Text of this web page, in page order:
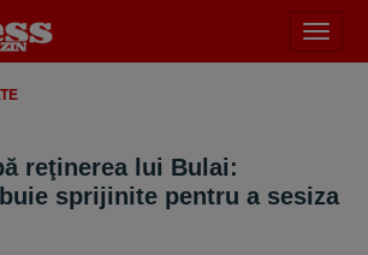
meniu
reţinerea lui Bulai:
sprijinite pentru a sesiza